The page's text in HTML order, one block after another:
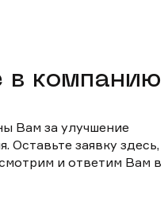
компанию
Вам за улучшение
Оставьте заявку здесь,
и ответим Вам в